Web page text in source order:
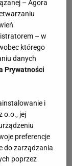
– Agora
– w
którego
danych
Prywatności
i
o.o., jej
preferencje
do zarządzania
poprzez